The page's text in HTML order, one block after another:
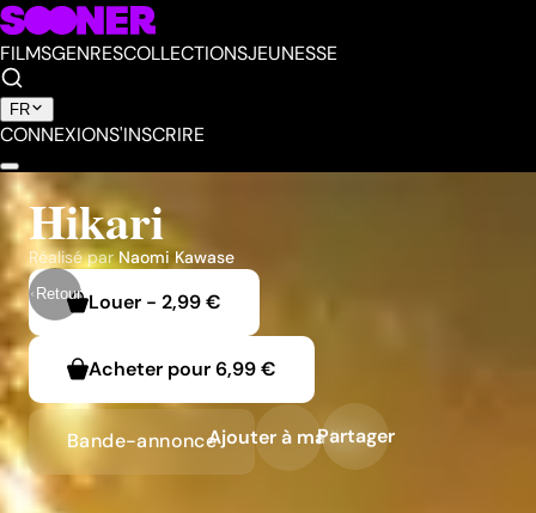
FILMSGENRESCOLLECTIONSJEUNESSE
FR
CONNEXIONS'INSCRIRE
Retour
Hikari
Réalisé par Naomi Kawase
Louer - 2,99 €
Acheter pour6,99 €
Bande-annonceAjouter à ma liste
Partager